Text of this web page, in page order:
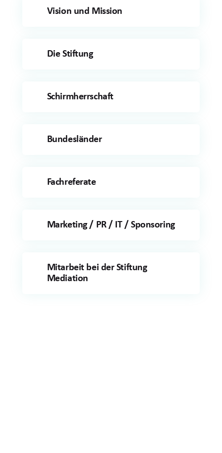
Vision und Mission
Die Stiftung
Schirmherrschaft
Bundesländer
Fachreferate
Marketing / PR / IT / Sponsoring
Mitarbeit bei der Stiftung
Mediation